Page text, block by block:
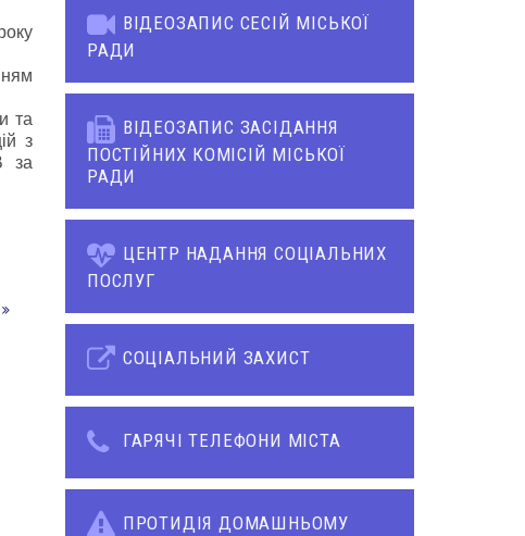
та
з
за
ВІДЕОЗАПИС СЕСІЙ МІСЬКОЇ
РАДИ
ВІДЕОЗАПИС ЗАСІДАННЯ
ПОСТІЙНИХ КОМІСІЙ МІСЬКОЇ
РАДИ
ЦЕНТР НАДАННЯ СОЦІАЛЬНИХ
ПОСЛУГ
СОЦІАЛЬНИЙ ЗАХИСТ
ГАРЯЧІ ТЕЛЕФОНИ МІСТА
ПРОТИДІЯ ДОМАШНЬОМУ